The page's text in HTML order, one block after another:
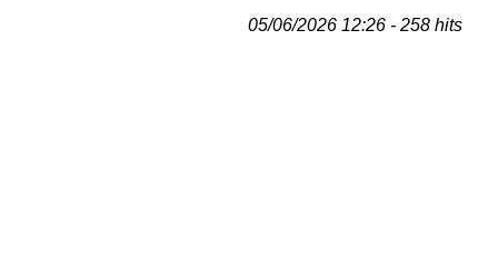
05/06/2026 12:26 - 258 hits